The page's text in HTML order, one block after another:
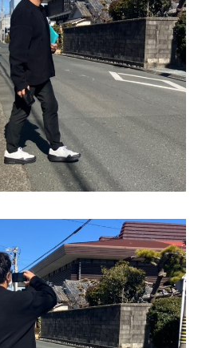
053-430-5123
10:00〜19:00 水曜定休